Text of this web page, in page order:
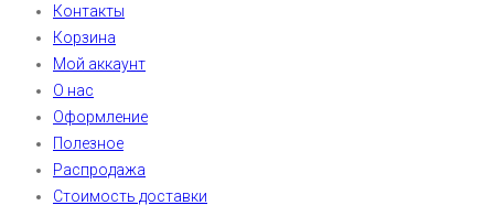
Контакты
Корзина
Мой аккаунт
О нас
Оформление
Полезное
Распродажа
Стоимость доставки